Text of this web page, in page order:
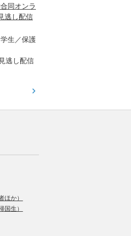
同オンラ
逃し配信
生／保護
逃し配信
ほか）
生）